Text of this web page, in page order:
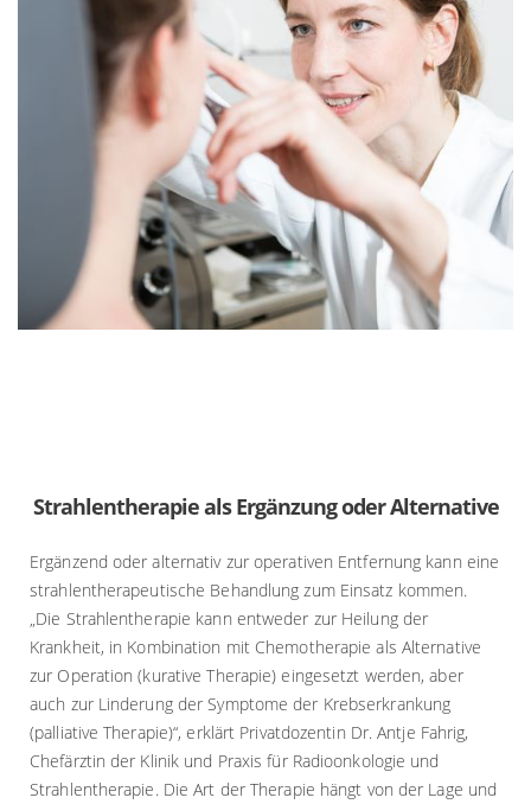
Strahlentherapie als Ergänzung oder Alternative
Ergänzend oder alternativ zur operativen Entfernung kann eine
strahlentherapeutische Behandlung zum Einsatz kommen.
„Die Strahlentherapie kann entweder zur Heilung der
Krankheit, in Kombination mit Chemotherapie als Alternative
zur Operation (kurative Therapie) eingesetzt werden, aber
auch zur Linderung der Symptome der Krebserkrankung
(palliative Therapie)“, erklärt Privatdozentin Dr. Antje Fahrig,
Chefärztin der Klinik und Praxis für Radioonkologie und
Strahlentherapie. Die Art der Therapie hängt von der Lage und